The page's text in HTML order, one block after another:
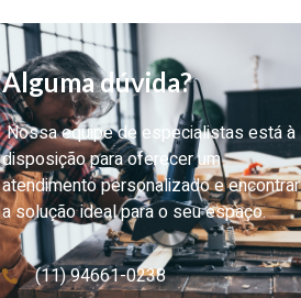
Alguma dúvida?
Nossa equipe de especialistas está à
disposição para oferecer um
atendimento personalizado e encontrar
a solução ideal para o seu espaço.
(11) 94661-0238